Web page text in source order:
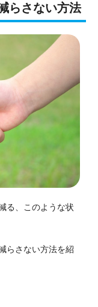
らさない方法
る、このような状
らさない方法を紹